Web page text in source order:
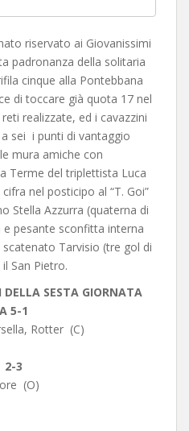
riservato ai Giovanissimi
padronanza della solitaria
cinque alla Pontebbana
di toccare già quota 17 nel
realizzate, ed i cavazzini
sei i punti di vantaggio
mura amiche con
Terme del triplettista Luca
nel posticipo al “T. Goi”
Stella Azzurra (quaterna di
pesante sconfitta interna
Tarvisio (tre gol di
San Pietro.
SESTA GIORNATA
5-1
Rotter (C)
2-3
(O)